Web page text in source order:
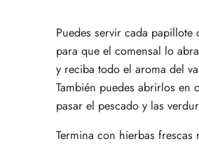
Puedes servir cada papillote
para que el comensal lo
y reciba todo el aroma del
También puedes abrirlos en
pasar el pescado y las
Termina con hierbas frescas